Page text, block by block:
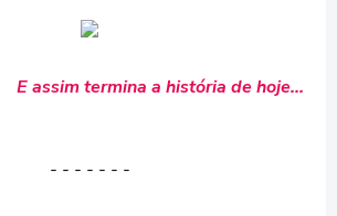
E assim termina a história de hoje...
- - - - - - -